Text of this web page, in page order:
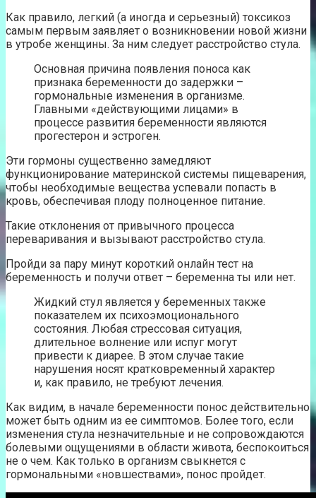
Как правило, легкий (а иногда и серьезный) токсикоз
самым первым заявляет о возникновении новой жизни
в утробе женщины. За ним следует расстройство стула.
Основная причина появления поноса как
признака беременности до задержки –
гормональные изменения в организме.
Главными «действующими лицами» в
процессе развития беременности являются
прогестерон и эстроген.
Эти гормоны существенно замедляют
функционирование материнской системы пищеварения,
чтобы необходимые вещества успевали попасть в
кровь, обеспечивая плоду полноценное питание.
Такие отклонения от привычного процесса
переваривания и вызывают расстройство стула.
Пройди за пару минут короткий онлайн тест на
беременность и получи ответ – беременна ты или нет.
Жидкий стул является у беременных также
показателем их психоэмоционального
состояния. Любая стрессовая ситуация,
длительное волнение или испуг могут
привести к диарее. В этом случае такие
нарушения носят кратковременный характер
и, как правило, не требуют лечения.
Как видим, в начале беременности понос действительно
может быть одним из ее симптомов. Более того, если
изменения стула незначительные и не сопровождаются
болевыми ощущениями в области живота, беспокоиться
не о чем. Как только в организм свыкнется с
гормональными «новшествами», понос пройдет.